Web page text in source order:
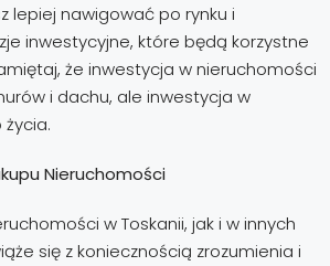
lepiej nawigować po rynku i
inwestycyjne, które będą korzystne
że inwestycja w nieruchomości
i dachu, ale inwestycja w
życia.
Nieruchomości
w Toskanii, jak i w innych
się z koniecznością zrozumienia i